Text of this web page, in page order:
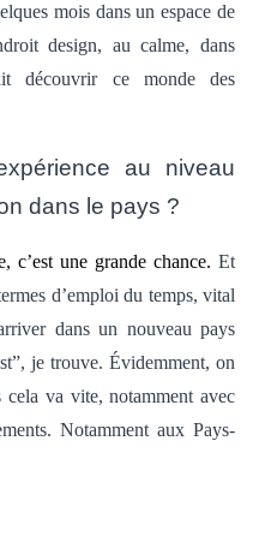
mois dans un espace de
design, au calme, dans
découvrir ce monde des
au niveau
dans le pays ?
c’est une grande chance. Et
d’emploi du temps, vital
dans un nouveau pays
je trouve. Évidemment, on
cela va vite, notamment avec
Notamment aux Pays-